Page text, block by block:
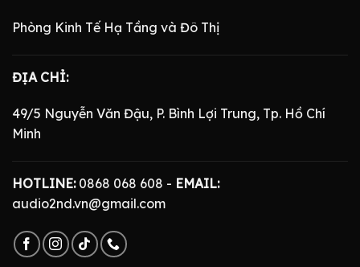
Phòng Kinh Tế Hạ Tầng và Đô Thị
ĐỊA CHỈ:
49/5 Nguyễn Văn Đậu, P. Bình Lợi Trung, Tp. Hồ Chí
Minh
HOTLINE:0868 068 608 - EMAIL:
audio2nd.vn@gmail.com